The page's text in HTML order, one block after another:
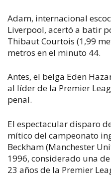
Adam, internacional
Liverpool, acertó a batir
Thibaut Courtois (1,99
metros en el minuto 44.
Antes, el belga Eden
al líder de la Premier
penal.
El espectacular disparo
mítico del campeonato
Beckham (Manchester
1996, considerado una
23 años de la Premier